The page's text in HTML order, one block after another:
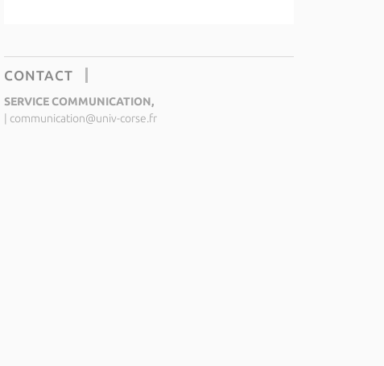
CONTACT
SERVICE COMMUNICATION,
communication@univ-corse.fr